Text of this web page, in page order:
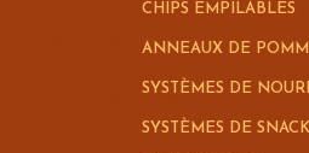
CHIPS EMPILABLES
ANNEAUX DE
SYSTÈMES DE
SYSTÈMES DE